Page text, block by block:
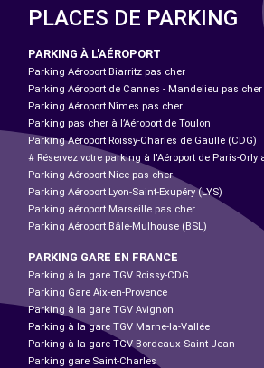
PLACES DE PARKING
PARKING À L'AÉROPORT
Parking Aéroport Biarritz pas cher
Parking Aéroport de Cannes - Mandelieu pas cher
Parking Aéroport Nîmes pas cher
Parking pas cher à l’Aéroport de Toulon
Parking Aéroport Roissy-Charles de Gaulle (CDG)
# Réservez votre parking à l'Aéroport de Paris-
Parking Aéroport Nice pas cher
Parking Aéroport Lyon-Saint-Exupéry (LYS)
Parking aéroport Marseille pas cher
Parking Aéroport Bâle-Mulhouse (BSL)
PARKING GARE EN FRANCE
Parking à la gare TGV Roissy-CDG
Parking Gare Aix-en-Provence
Parking à la gare TGV Avignon
Parking à la gare TGV Marne-la-Vallée
Parking à la gare TGV Bordeaux Saint-Jean
Parking gare Saint-Charles